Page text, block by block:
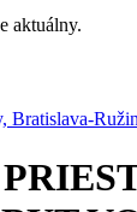
aktuálny.
Bratislava-